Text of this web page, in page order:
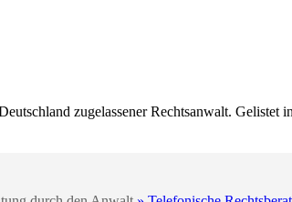
zugelassener Rechtsanwalt. Gelistet in